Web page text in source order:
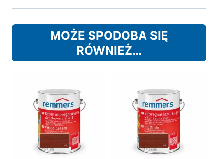
MOŻE SPODOBA SIĘ
RÓWNIEŻ…